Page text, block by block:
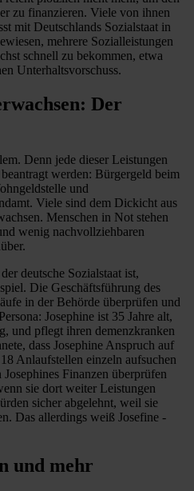
zu finanzieren. Viele von ihnen
mit Deutschlands Sozialstaat in
mehrere Sozialleistungen
schnell zu bekommen, etwa
Unterhaltsvorschuss.
Der
Denn jede dieser Leistungen
werden: Bürgergeld beim
und
Viele sind dem Dickicht aus
Menschen in Not stehen
wenig nachvollziehbaren
deutsche Sozialstaat ist,
Die Geschäftsführung des
in der Behörde überprüfen und
Josephine ist 35 Jahre alt,
und pflegt ihren demenzkranken
dass Josephine Anspruch auf
Anlaufstellen einzeln aufsuchen
Finanzen überprüfen
sie dort weiter Leistungen
sicher abgelehnt, weil sie
Das allerdings weiß Josefine
und mehr